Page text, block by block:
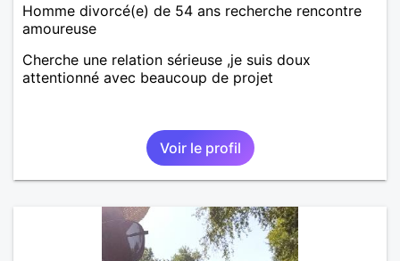
Homme divorcé(e) de 54 ans recherche rencontre
amoureuse
Cherche une relation sérieuse ,je suis doux
attentionné avec beaucoup de projet
Voir le profil